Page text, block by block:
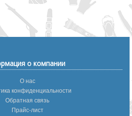
о компании
О нас
конфиденциальности
Обратная связь
Прайс-лист